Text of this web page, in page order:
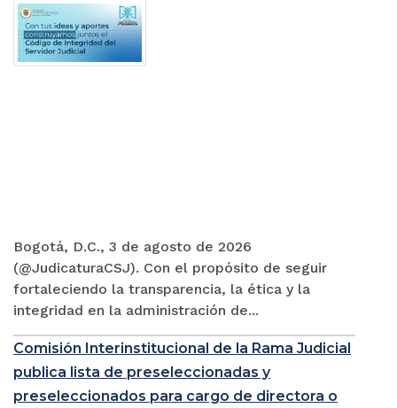
Bogotá, D.C., 3 de agosto de 2026
(@JudicaturaCSJ). Con el propósito de seguir
fortaleciendo la transparencia, la ética y la
integridad en la administración de...
Comisión Interinstitucional de la Rama Judicial
publica lista de preseleccionadas y
preseleccionados para cargo de directora o